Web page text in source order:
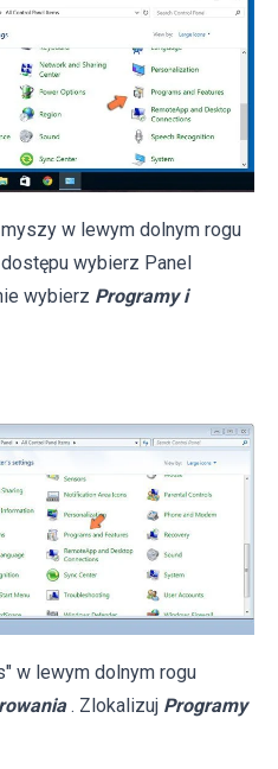
w lewym dolnym rogu
wybierz Panel
wybierz Programy i
w lewym dolnym rogu
. Zlokalizuj Programy